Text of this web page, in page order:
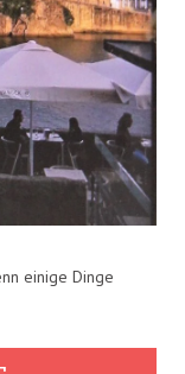
einige Dinge